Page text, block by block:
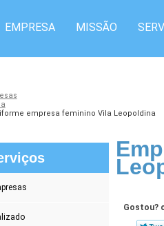
EMPRESA MISSÃO
empresa feminino Vila Leopoldina
Gostou?